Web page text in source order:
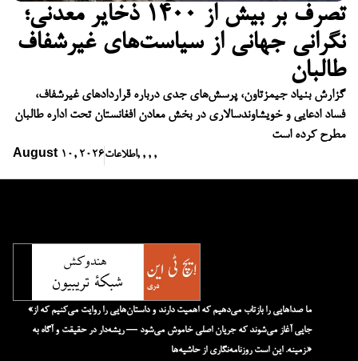
تصرف بر بیش از ۱۴۰۰ ذخایر معدنی؛
نگرانی جهانی از سیاست‌های غیرشفاف
طالبان
گزارش بنیاد جیمزتاون، پرسش‌های جدی درباره قراردادهای غیرشفاف،
فساد ادعایی و خویشاوندسالاری در بخش معادن افغانستان تحت اداره طالبان
مطرح کرده است
August 10, 2026اطلاعات, , , ,
«ما صداهایی را بازتاب می‌دهیم که اهمیت دارند و داستان‌هایی را روایت می‌کنیم که از
جایی آغاز می‌شوند که جریان اصلی خاموش می‌شود — ریشه‌دار در حقیقت و آگاه به
زمینه. این است روزنامه‌نگاری از حاشیه‌ها.»